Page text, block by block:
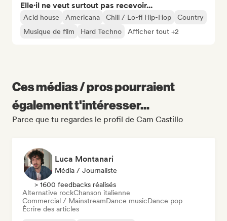
Elle·il ne veut surtout pas recevoir...
Acid house Americana Chill / Lo-fi Hip-Hop
Country
Musique de film
Hard Techno Afficher tout +2
Ces médias / pros pourraient
également t'intéresser...
Parce que tu regardes le profil de Cam Castillo
Luca Montanari
Média / Journaliste
> 1600 feedbacks réalisés
Alternative rockChanson italienne
Commercial / MainstreamDance musicDance pop
Écrire des articles